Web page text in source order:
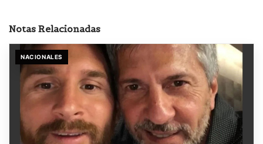
Notas Relacionadas
NACIONALES